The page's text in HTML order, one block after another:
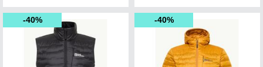
40% 40%